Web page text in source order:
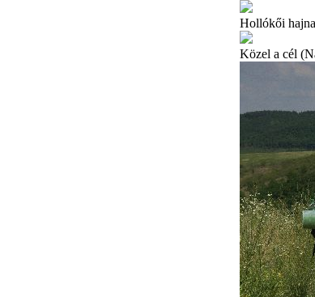
Hollókői
Közel a cél